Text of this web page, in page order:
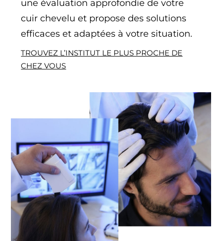
une évaluation approfondie de votre
cuir chevelu et propose des solutions
efficaces et adaptées à votre situation.
TROUVEZ L’INSTITUT LE PLUS PROCHE DE
CHEZ VOUS